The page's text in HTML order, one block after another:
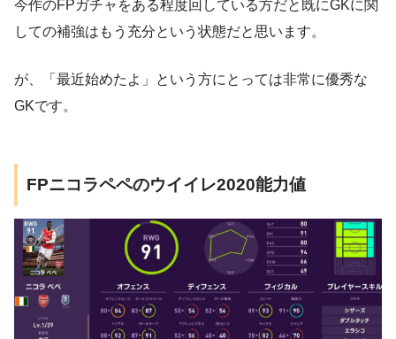
今作のFPガチャをある程度回している方だと既にGKに関
しての補強はもう充分という状態だと思います。
が、「最近始めたよ」という方にとっては非常に優秀な
GKです。
FPニコラペペのウイイレ2020能力値